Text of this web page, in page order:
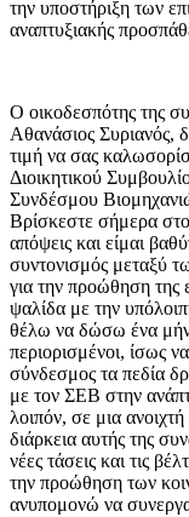
την υποστήριξη των
αναπτυξιακής
Ο οικοδεσπότης της
Αθανάσιος Συριανός,
τιμή να σας
Διοικητικού
Συνδέσμου
Βρίσκεστε σήμερα
απόψεις και είμαι
συντονισμός μεταξύ
για την προώθηση της
ψαλίδα με την
θέλω να δώσω ένα
περιορισμένοι, ίσως
σύνδεσμος τα πεδία
με τον ΣΕΒ στην
λοιπόν, σε μια
διάρκεια αυτής της
νέες τάσεις και τις
την προώθηση των
ανυπομονώ να